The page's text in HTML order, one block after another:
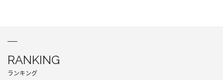
RANKING
ランキング